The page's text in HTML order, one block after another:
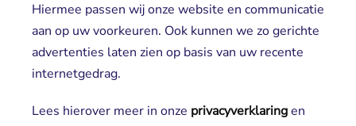
Hiermee passen wij onze website en communicatie
aan op uw voorkeuren. Ook kunnen we zo gerichte
advertenties laten zien op basis van uw recente
internetgedrag.
Lees hierover meer in onze privacyverklaringen
Aanmelden nieuwsbrief